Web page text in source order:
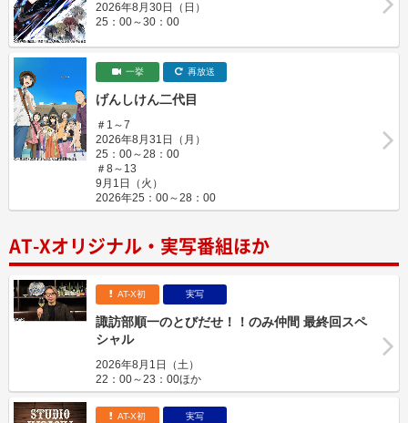
2026年8月30日（日）
25：00～30：00
一挙 再放送
げんしけん二代目
＃1～7
2026年8月31日（月）
25：00～28：00
＃8～13
9月1日（火）
2026年25：00～28：00
AT-Xオリジナル・実写番組ほか
AT-X初 実写
諏訪部順一のとびだせ！！のみ仲間 最終回スペ
シャル
2026年8月1日（土）
22：00～23：00ほか
AT-X初 実写